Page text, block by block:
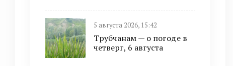
5 августа 2026, 15:42
Трубчанам — о погоде в
четверг, 6 августа